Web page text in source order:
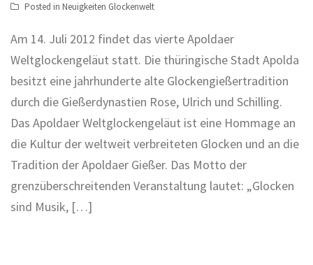
Posted in Neuigkeiten Glockenwelt
Am 14. Juli 2012 findet das vierte Apoldaer
Weltglockengeläut statt. Die thüringische Stadt Apolda
besitzt eine jahrhunderte alte Glockengießertradition
durch die Gießerdynastien Rose, Ulrich und Schilling.
Das Apoldaer Weltglockengeläut ist eine Hommage an
die Kultur der weltweit verbreiteten Glocken und an die
Tradition der Apoldaer Gießer. Das Motto der
grenzüberschreitenden Veranstaltung lautet: „Glocken
sind Musik, […]